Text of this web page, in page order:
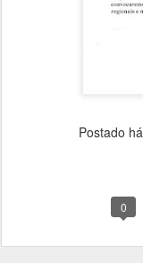
Postado há
0